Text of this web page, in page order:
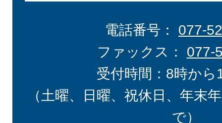
電話番号： 077-
ファックス： 077-
受付時間：8時から
（土曜、日曜、祝休日、年末
で）